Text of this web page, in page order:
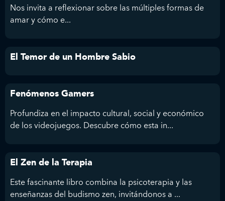
Nos invita a reflexionar sobre las múltiples formas de
amar y cómo e...
El Temor de un Hombre Sabio
Fenómenos Gamers
Profundiza en el impacto cultural, social y económico
de los videojuegos. Descubre cómo esta in...
El Zen de la Terapia
Este fascinante libro combina la psicoterapia y las
enseñanzas del budismo zen, invitándonos a ...